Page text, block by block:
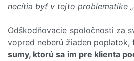
necítia byť v tejto problematike
Odškodňovacie spoločnosti za
vopred neberú žiaden poplatok,
sumy, ktorú sa im pre klienta